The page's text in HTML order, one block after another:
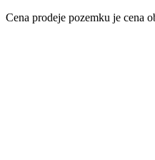
Cena prodeje pozemku je cena